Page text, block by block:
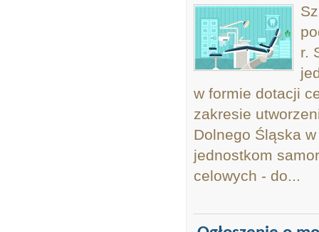
r.
w formie dotacji
zakresie
Dolnego Śląska
jednostkom
celowych - do...